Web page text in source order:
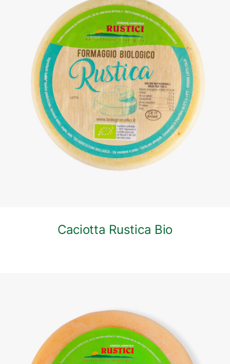
DETTAGLI
Caciotta Rustica Bio